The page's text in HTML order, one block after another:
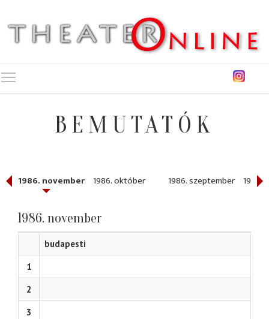
BEMUTATÓK
1986. november 1986. október 1986. szeptember 1986.
1986. november
budapesti
1
2
3